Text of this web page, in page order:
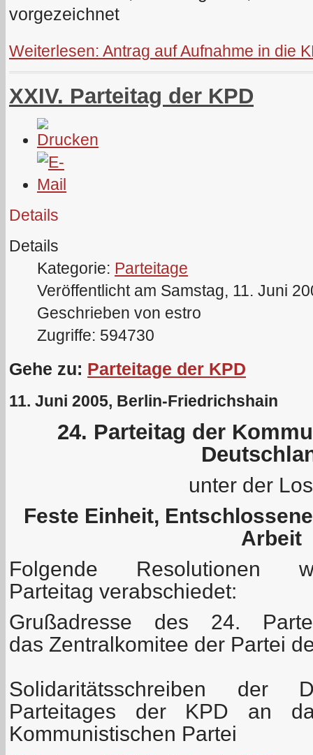
vorgezeichnet
Weiterlesen: Antrag auf Aufnahme in die
XXIV. Parteitag der KPD
Details
Details
Kategorie: Parteitage
Veröffentlicht am Samstag, 11. Juni
Geschrieben von estro
Zugriffe: 594730
Gehe zu: Parteitage der KPD
11. Juni 2005, Berlin-Friedrichshain
24. Parteitag der
unter der
Feste Einheit,
Arbeit
Folgende Resolutionen
Parteitag verabschiedet:
Grußadresse des 24.
das Zentralkomitee der Partei
Solidaritätsschreiben der
Parteitages der KPD an
Kommunistischen Partei